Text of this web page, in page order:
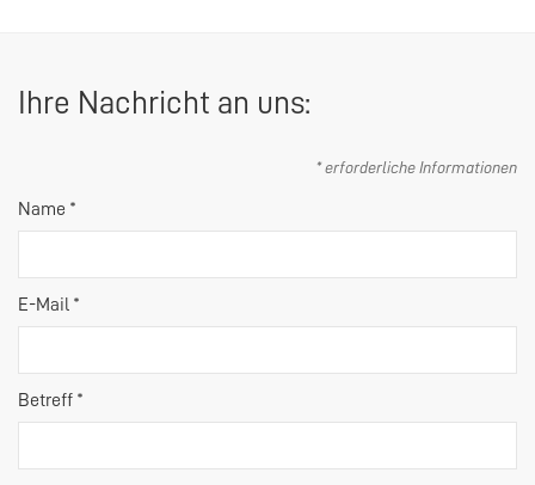
Ihre Nachricht an uns:
* erforderliche Informationen
Name *
E-Mail *
Betreff *